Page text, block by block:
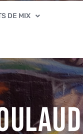
DE MIX